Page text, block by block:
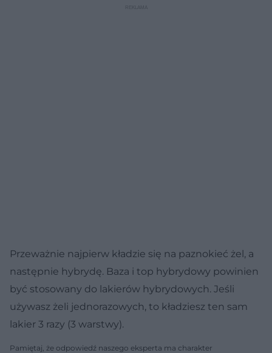
Przeważnie najpierw kładzie się na paznokieć żel, a
następnie hybrydę. Baza i top hybrydowy powinien
być stosowany do lakierów hybrydowych. Jeśli
używasz żeli jednorazowych, to kładziesz ten sam
lakier 3 razy (3 warstwy).
Pamiętaj, że odpowiedź naszego eksperta ma charakter